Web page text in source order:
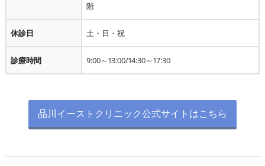
階
休診日 土・日・祝
診療時間 9:00～13:00/14:30～17:30
品川イーストクリニック公式サイトはこちら